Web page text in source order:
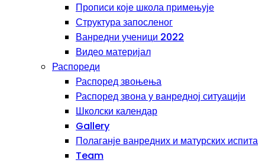
Прописи које школа примењује
Структура запосленог
Ванредни ученици 2022
Видео материјал
Распореди
Распоред звоњења
Распоред звона у ванредној ситуацији
Школски календар
Gallery
Полаганје ванредних и матурских испита
Team